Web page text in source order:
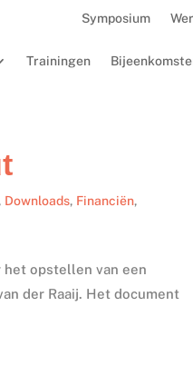
Symposium
Trainingen
, Downloads, Financiën,
het opstellen van een
der Raaij. Het document